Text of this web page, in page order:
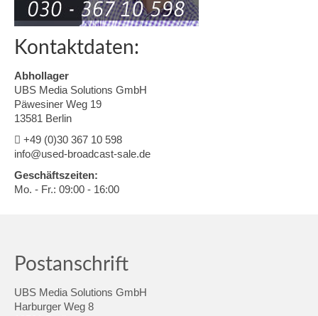
Kontaktdaten:
Abhollager
UBS Media Solutions GmbH
Päwesiner Weg 19
13581 Berlin
+49 (0)30 367 10 598
info@used-broadcast-sale.de
Geschäftszeiten:
Mo. - Fr.: 09:00 - 16:00
Postanschrift
UBS Media Solutions GmbH
Harburger Weg 8